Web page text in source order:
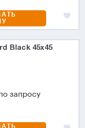
Black 45x45
запросу